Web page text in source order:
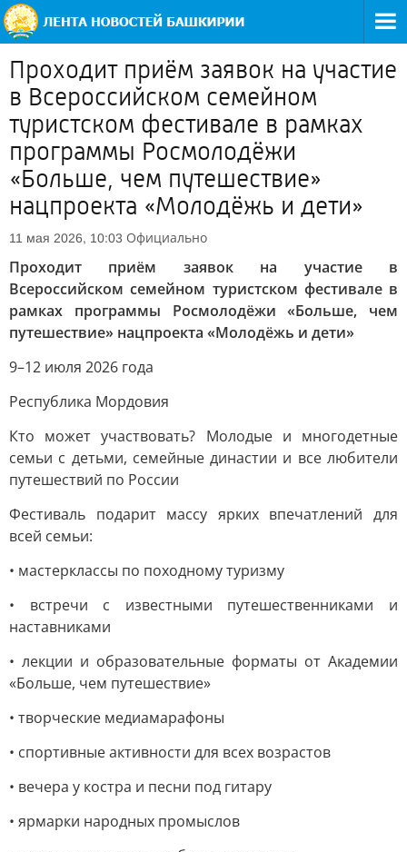
Проходит приём заявок на участие
в Всероссийском семейном
туристском фестивале в рамках
программы Росмолодёжи
«Больше, чем путешествие»
нацпроекта «Молодёжь и дети»
11 мая 2026, 10:03 Официально
Проходит приём заявок на участие в
Всероссийском семейном туристском фестивале в
рамках программы Росмолодёжи «Больше, чем
путешествие» нацпроекта «Молодёжь и дети»
9–12 июля 2026 года
Республика Мордовия
Кто может участвовать? Молодые и многодетные
семьи с детьми, семейные династии и все любители
путешествий по России
Фестиваль подарит массу ярких впечатлений для
всей семьи:
• мастерклассы по походному туризму
• встречи с известными путешественниками и
наставниками
• лекции и образовательные форматы от Академии
«Больше, чем путешествие»
• творческие медиамарафоны
• спортивные активности для всех возрастов
• вечера у костра и песни под гитару
• ярмарки народных промыслов